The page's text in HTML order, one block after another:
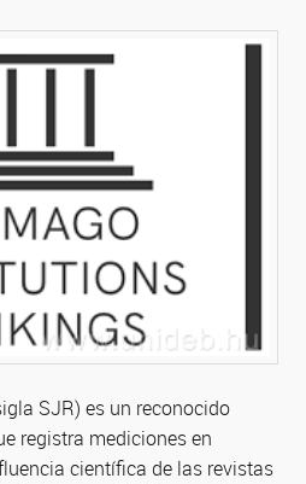
SJR) es un reconocido
registra mediciones en
científica de las revistas